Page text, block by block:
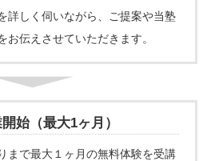
詳しく伺いながら、ご提案や当塾
お伝えさせていただきます。
始（最大1ヶ月）
まで最大１ヶ月の無料体験を受講